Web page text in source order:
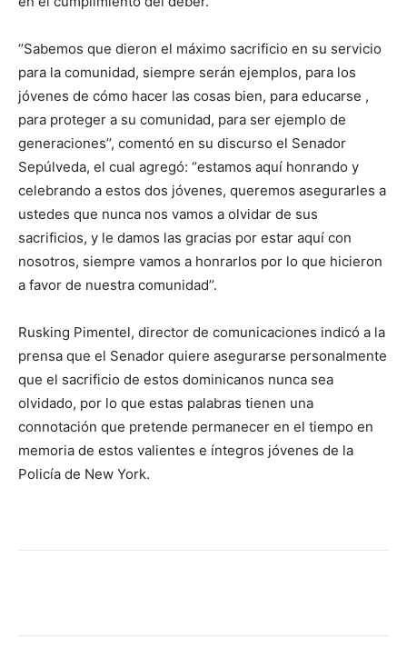
‘’Sabemos que dieron el máximo sacrificio en su servicio
para la comunidad, siempre serán ejemplos, para los
jóvenes de cómo hacer las cosas bien, para educarse ,
para proteger a su comunidad, para ser ejemplo de
generaciones’’, comentó en su discurso el Senador
Sepúlveda, el cual agregó: “estamos aquí honrando y
celebrando a estos dos jóvenes, queremos asegurarles a
ustedes que nunca nos vamos a olvidar de sus
sacrificios, y le damos las gracias por estar aquí con
nosotros, siempre vamos a honrarlos por lo que hicieron
a favor de nuestra comunidad’’.
Rusking Pimentel, director de comunicaciones indicó a la
prensa que el Senador quiere asegurarse personalmente
que el sacrificio de estos dominicanos nunca sea
olvidado, por lo que estas palabras tienen una
connotación que pretende permanecer en el tiempo en
memoria de estos valientes e íntegros jóvenes de la
Policía de New York.